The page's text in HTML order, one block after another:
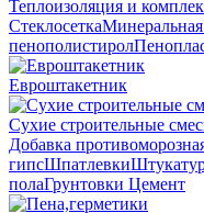
Теплоизоляция и
СтеклосеткаМинеральная
пенополистирол
Евроштакетник
Сухие строительные
Добавка
гипсШпатлевки
полаГрунтовки Цемент